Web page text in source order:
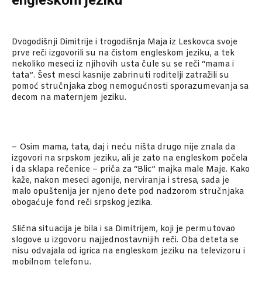
Dvogodišnji Dimitrije i trogodišnja Maja iz Leskovca svoje
prve reči izgovorili su na čistom engleskom jeziku, a tek
nekoliko meseci iz njihovih usta čule su se reči “mama i
tata”. Šest mesci kasnije zabrinuti roditelji zatražili su
pomoć stručnjaka zbog nemogućnosti sporazumevanja sa
decom na maternjem jeziku.
– Osim mama, tata, daj i neću ništa drugo nije znala da
izgovori na srpskom jeziku, ali je zato na engleskom počela
i da sklapa rečenice – priča za “Blic” majka male Maje. Kako
kaže, nakon meseci agonije, nerviranja i stresa, sada je
malo opuštenija jer njeno dete pod nadzorom stručnjaka
obogaćuje fond reči srpskog jezika.
Slična situacija je bila i sa Dimitrijem, koji je permutovao
slogove u izgovoru najjednostavnijih reči. Oba deteta se
nisu odvajala od igrica na engleskom jeziku na televizoru i
mobilnom telefonu.